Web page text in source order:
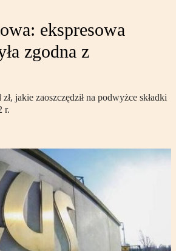
ekspresowa
zgodna z
jakie zaoszczędził na podwyżce składki
r.